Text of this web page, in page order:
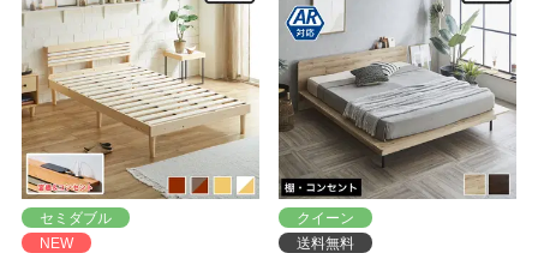
セミダブル
NEW
クイーン
送料無料